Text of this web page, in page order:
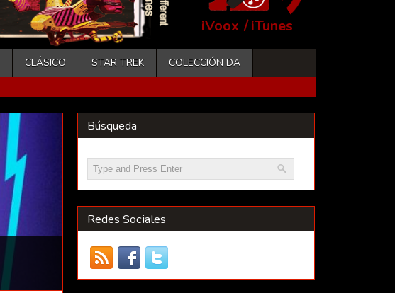
iVoox /iTunes
CLÁSICO STAR TREK COLECCIÓN DA
Búsqueda
Redes Sociales